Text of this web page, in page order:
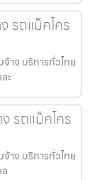
รถแม็คโคร
าง บริการทั่วไทย
ะ
รถแม็คโคร
าง บริการทั่วไทย